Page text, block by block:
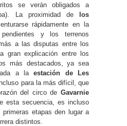
se verán obligados a
La proximidad de
los
rápidamente en la
y los terrenos
a las disputas entre los
gran explicación entre los
más destacados, ya sea
a laestación de Les
para la más difícil, que
del circo de Gavarnie
esta secuencia, es incluso
etapas den lugar a
distintos.